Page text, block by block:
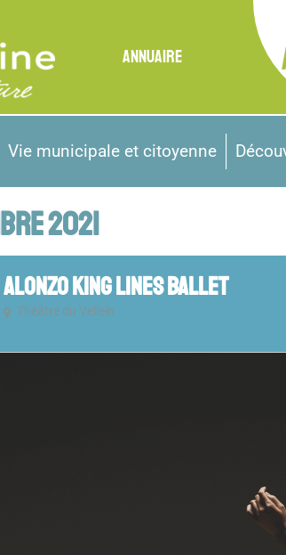
ANNUAIRE
Vie municipale et citoyenne
2021
ALONZO KING LINES BALLET
Théâtre du Vellein